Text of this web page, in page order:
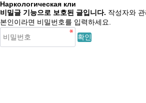
Наркологическая кли
비밀글 기능으로 보호된 글입니다. 작성자와
본인이라면 비밀번호를 입력하세요.